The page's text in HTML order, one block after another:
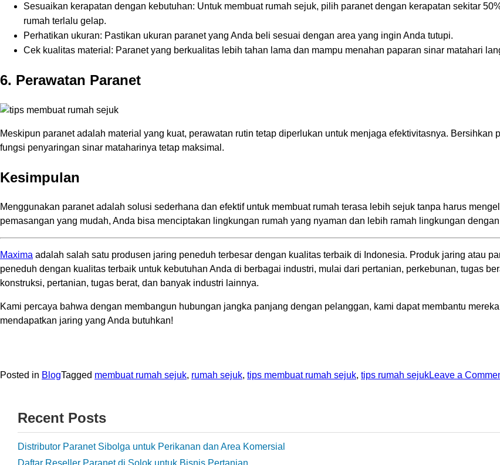
Sesuaikan kerapatan dengan kebutuhan: Untuk membuat rumah sejuk, pilih paranet dengan kerapatan sekitar
rumah terlalu gelap.
Perhatikan ukuran: Pastikan ukuran paranet yang Anda beli sesuai dengan area yang ingin Anda tutupi.
Cek kualitas material: Paranet yang berkualitas lebih tahan lama dan mampu menahan paparan sinar matahari
6. Perawatan Paranet
Meskipun paranet adalah material yang kuat, perawatan rutin tetap diperlukan untuk menjaga efektivitasnya.
fungsi penyaringan sinar mataharinya tetap maksimal.
Kesimpulan
Menggunakan paranet adalah solusi sederhana dan efektif untuk membuat rumah terasa lebih sejuk tanpa harus
pemasangan yang mudah, Anda bisa menciptakan lingkungan rumah yang nyaman dan lebih ramah lingkungan
Maxima adalah salah satu produsen jaring peneduh terbesar dengan kualitas terbaik di Indonesia. Produk jaring atau
peneduh dengan kualitas terbaik untuk kebutuhan Anda di berbagai industri, mulai dari pertanian, perkebunan, tugas
konstruksi, pertanian, tugas berat, dan banyak industri lainnya.
Kami percaya bahwa dengan membangun hubungan jangka panjang dengan pelanggan, kami dapat membantu
mendapatkan jaring yang Anda butuhkan!
Posted in BlogTagged membuat rumah sejuk, rumah sejuk, tips membuat rumah sejuk, tips rumah sejukLeave a
Recent Posts
Distributor Paranet Sibolga untuk Perikanan dan Area Komersial